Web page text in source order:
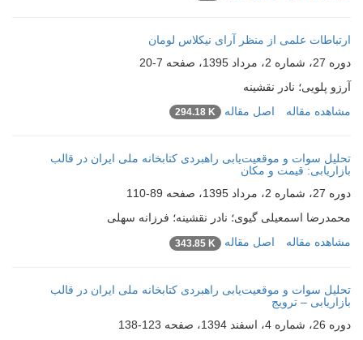
ارتباطات علمی از منظر آرای نیکلاس لومان
دوره 27، شماره 2، مرداد 1395، صفحه
7-20
آرزو پلویی؛ نادر نقشینه
مشاهده مقاله
اصل مقاله 294.18 K
تحلیل سوات و موقعیت‌یابی راهبردی کتابخانه ملی ایران در قالب
بازاریابی: قیمت و مکان
دوره 27، شماره 2، مرداد 1395، صفحه
89-110
محمدرضا اسمعیلی گیوی؛ نادر نقشینه؛ فرزانه سهلی
مشاهده مقاله
اصل مقاله 343.85 K
تحلیل سوات و موقعیت‌یابی راهبردی کتابخانه ملی ایران در قالب
بازاریابی – ترویج
دوره 26، شماره 4، اسفند 1394، صفحه
123-138